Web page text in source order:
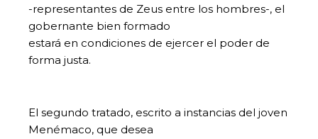
-representantes de Zeus entre los hombres-, el
gobernante bien formado
estará en condiciones de ejercer el poder de
forma justa.
El segundo tratado, escrito a instancias del joven
Menémaco, que desea